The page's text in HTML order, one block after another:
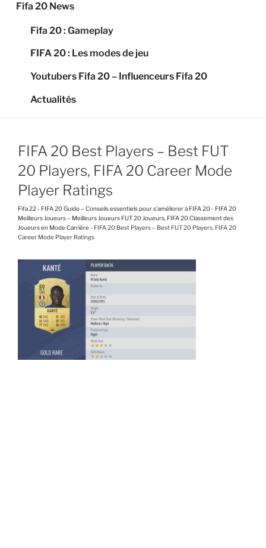
Fifa 20 News
Fifa 20 : Gameplay
FIFA 20 : Les modes de jeu
Youtubers Fifa 20 – Influenceurs Fifa 20
Actualités
FIFA 20 Best Players – Best FUT
20 Players, FIFA 20 Career Mode
Player Ratings
Fifa 22- FIFA 20 Guide – Conseils essentiels pour s’améliorer à FIFA 20- FIFA 20
Meilleurs Joueurs – Meilleurs Joueurs FUT 20 Joueurs, FIFA 20 Classement des
Joueurs en Mode Carrière- FIFA 20 Best Players – Best FUT 20 Players, FIFA 20
Career Mode Player Ratings